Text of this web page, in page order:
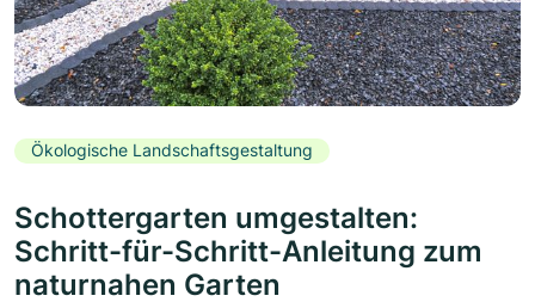
Ökologische Landschaftsgestaltung
Schottergarten umgestalten:
Schritt-für-Schritt-Anleitung zum
naturnahen Garten